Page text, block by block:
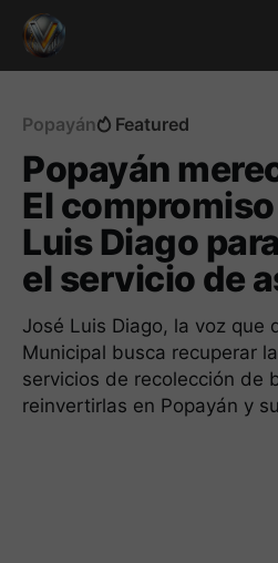
Popayán Featured
Popayán
El
Luis Diago
el servicio de
José Luis Diago, la voz que
Municipal busca recuperar
servicios de recolección de
reinvertirlas en Popayán y